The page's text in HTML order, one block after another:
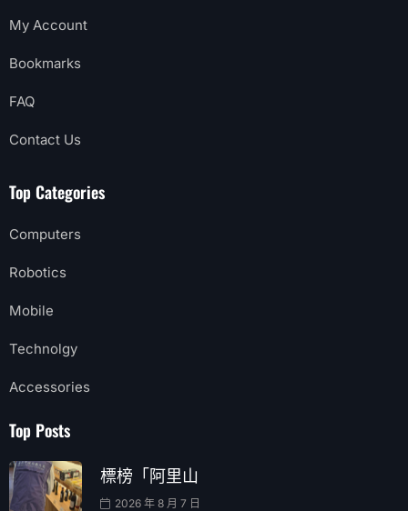
My Account
Bookmarks
FAQ
Contact Us
Top Categories
Computers
Robotics
Mobile
Technolgy
Accessories
Top Posts
標榜「阿里山
2026 年 8 月 7 日